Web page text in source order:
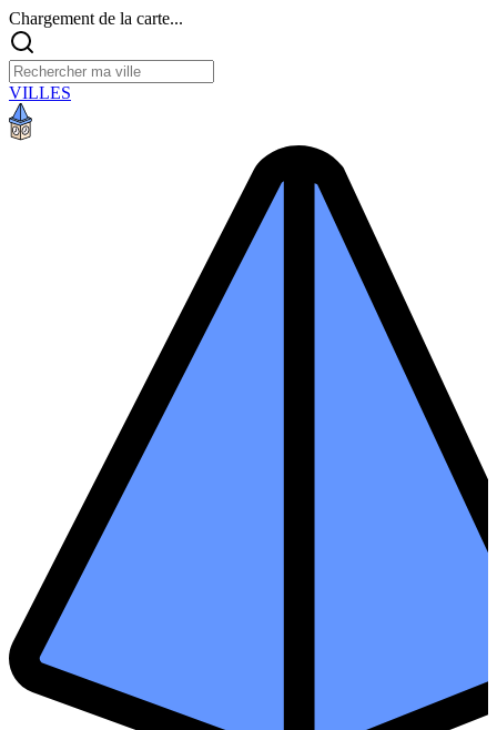
Chargement de la carte...
VILLES